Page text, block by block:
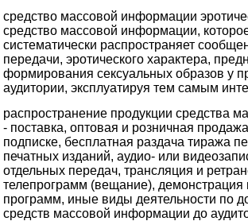
средство массовой информации
средство массовой информации,
систематически распространяет
передачи, эротического характера,
формирования сексуальных образов у
аудитории, эксплуатируя тем самым
распространение продукции средства
- поставка, оптовая и розничная
подписке, бесплатная раздача тиража
печатных изданий, аудио- или
отдельных передач, трансляция и
телепрограмм (вещание), демонстрация
программ, иные виды деятельности по
средств массовой информации до